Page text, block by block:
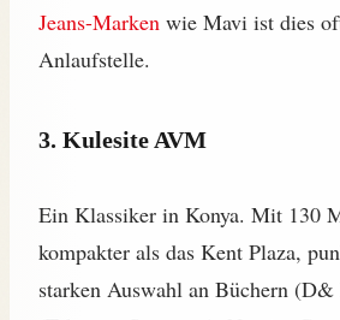
Jeans-Marken wie Mavi ist dies
Anlaufstelle.
3. Kulesite AVM
Ein Klassiker in Konya. Mit 130
kompakter als das Kent Plaza,
starken Auswahl an Büchern